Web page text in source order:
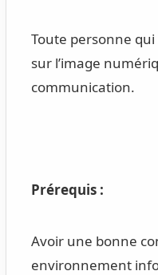
Toute personne
sur l’image
communication.
Prérequis :
Avoir une bonne
environnement